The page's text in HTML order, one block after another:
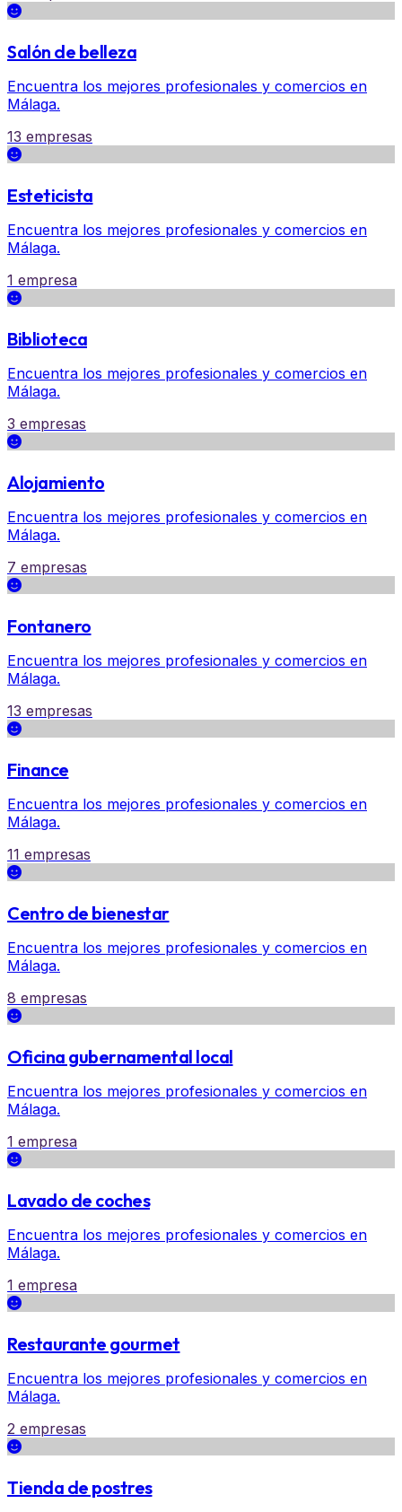
Salón de belleza
Encuentra los mejores profesionales y comercios en
Málaga.
13 empresas
Esteticista
Encuentra los mejores profesionales y comercios en
Málaga.
1 empresa
Biblioteca
Encuentra los mejores profesionales y comercios en
Málaga.
3 empresas
Alojamiento
Encuentra los mejores profesionales y comercios en
Málaga.
7 empresas
Fontanero
Encuentra los mejores profesionales y comercios en
Málaga.
13 empresas
Finance
Encuentra los mejores profesionales y comercios en
Málaga.
11 empresas
Centro de bienestar
Encuentra los mejores profesionales y comercios en
Málaga.
8 empresas
Oficina gubernamental local
Encuentra los mejores profesionales y comercios en
Málaga.
1 empresa
Lavado de coches
Encuentra los mejores profesionales y comercios en
Málaga.
1 empresa
Restaurante gourmet
Encuentra los mejores profesionales y comercios en
Málaga.
2 empresas
Tienda de postres